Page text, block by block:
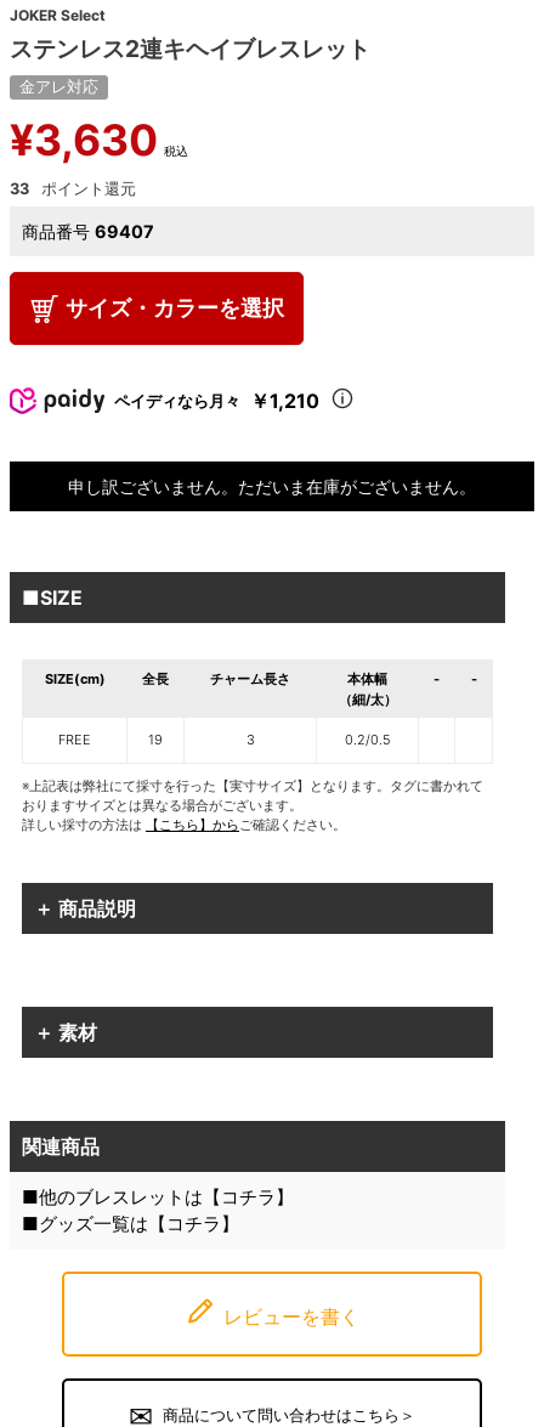
JOKER Select
ステンレス2連キヘイブレスレット
金アレ対応
¥3,630 税込
33
商品番号 69407
サイズ・カラーを選択
ペイディなら月々 ￥1,210
申し訳ございません。ただいま在庫がございません。
■SIZE
SIZE(cm) 全長 チャーム長さ
本体幅
（細/太）
- -
FREE 19 3 0.2/0.5
※上記表は弊社にて採寸を行った【実寸サイズ】となります。タグに書かれて
おりますサイズとは異なる場合がございます。
詳しい採寸の方法は
【こちら】からご確認ください。
＋ 商品説明
＋ 素材
関連商品
■他のブレスレットは【 コチラ 】
■グッズ一覧は【 コチラ 】
レビューを書く
商品について問い合わせはこちら＞